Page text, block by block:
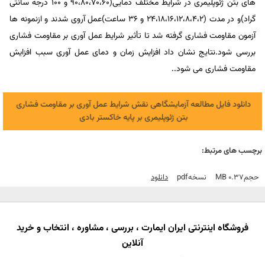
های بتن ژئوپلیمری در شرایط مختلف دمایی(90،80،70،60 و 100 درجه سانتی
گراد)و در مدت (24،18،16،12،8،4،2 و 36 ساعت)عمل آروی شدند و ازنمونه ها
آزمون مقاومت فشاری گرفته شد تا تأثیر شرایط عمل آوری بر مقاومت فشاری
بررسی شود.نتایج نشان داد افزایش زمان و دمای عمل آوری سبب افزایش
مقاومت فشاری می شود..
دانلود فایل مطالعه آزمایشگاهی نقش شرایط عمل آوری بر مقاومت فشاری
بتن ژئوپلیمری بر پایه خاکستر بادی
برچسب های مرتبط:
حجم0.37 MB نسخهPdf دانلود
فروشگاه اینترنتی ایران ایمارت ، بررسی ، مشاوره ، انتخاب و خرید
آنلاین